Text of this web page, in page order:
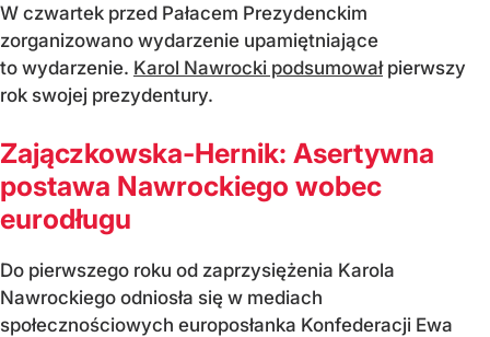
W czwartek przed Pałacem Prezydenckim
zorganizowano wydarzenie upamiętniające
to wydarzenie. Karol Nawrocki podsumowałpierwszy
rok swojej prezydentury.
Zajączkowska-Hernik: Asertywna
postawa Nawrockiego wobec
eurodługu
Do pierwszego roku od zaprzysiężenia Karola
Nawrockiego odniosła się w mediach
społecznościowych europosłanka Konfederacji Ewa